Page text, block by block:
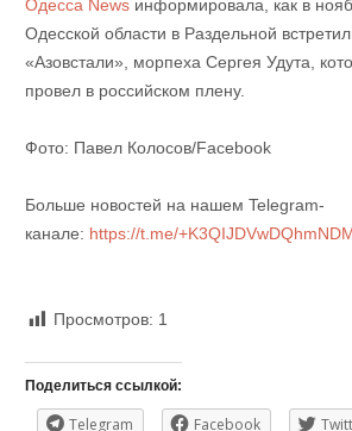
Одесса Newsинформировала, как в
Одесской области в Раздельной
«Азовстали», морпеха Сергея Удута,
провел в российском плену.
Фото: Павел Колосов/Facebook
Больше новостей на нашем Telegram-
канале: https://t.me/
Просмотров: 1
Поделиться ссылкой:
Telegram Facebook